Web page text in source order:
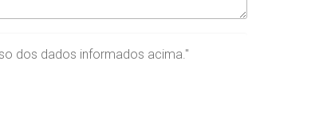
dos dados informados acima."